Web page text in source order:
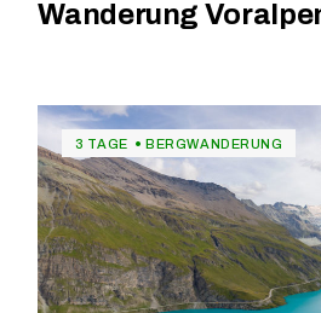
Wanderung
3 TAGE BERGWANDERUNG